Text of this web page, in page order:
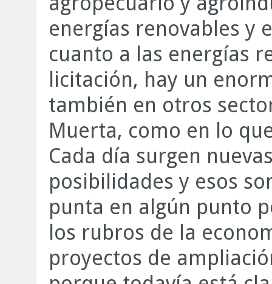
energías renovables y
cuanto a las energías
licitación, hay un
también en otros
Muerta, como en lo
Cada día surgen
posibilidades y esos
punta en algún punto
los rubros de la
proyectos de